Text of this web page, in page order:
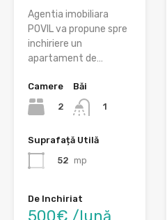
Agentia imobiliara
POVIL va propune spre
inchiriere un
apartament de…
Camere
2
Băi
1
Suprafață Utilă
52 mp
De Inchiriat
500€ /lună